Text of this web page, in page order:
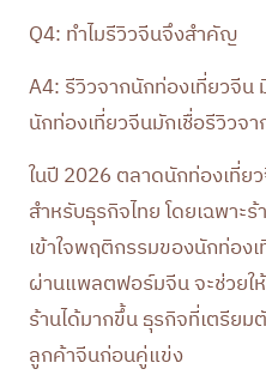
Q4: ทำไมรีวิวจีนจึงสำคัญ
A4: รีวิวจากนักท่องเที่ยวจีน
นักท่องเที่ยวจีนมักเชื่อรีวิวจ
ในปี 2026 ตลาดนักท่องเที่ย
สำหรับธุรกิจไทย โดยเฉพาะ
เข้าใจพฤติกรรมของนักท่อง
ผ่านแพลตฟอร์มจีน จะช่วยใ
ร้านได้มากขึ้น ธุรกิจที่เตรีย
ลูกค้าจีนก่อนคู่แข่ง